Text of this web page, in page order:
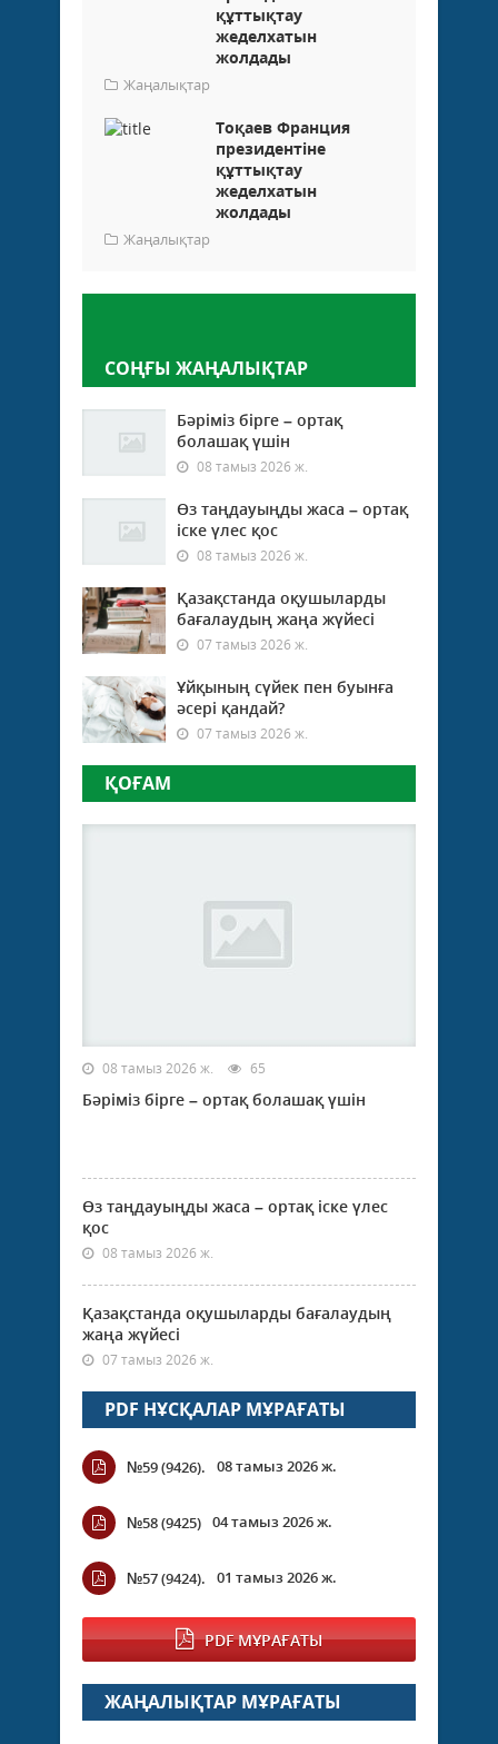
құттықтау
жеделхатын
жолдады
Жаңалықтар
Тоқаев Франция
президентіне
құттықтау
жеделхатын
жолдады
Жаңалықтар
СОҢҒЫ ЖАҢАЛЫҚТАР
Бәріміз бірге – ортақ
болашақ үшін
08 тамыз 2026 ж.
Өз таңдауыңды жаса – ортақ
іске үлес қос
08 тамыз 2026 ж.
Қазақстанда оқушыларды
бағалаудың жаңа жүйесі
07 тамыз 2026 ж.
Ұйқының сүйек пен буынға
әсері қандай?
07 тамыз 2026 ж.
ҚОҒАМ
08 тамыз 2026 ж. 65
Бәріміз бірге – ортақ болашақ үшін
Өз таңдауыңды жаса – ортақ іске үлес
қос
08 тамыз 2026 ж.
Қазақстанда оқушыларды бағалаудың
жаңа жүйесі
07 тамыз 2026 ж.
PDF НҰСҚАЛАР МҰРАҒАТЫ
№59 (9426). 08 тамыз 2026 ж.
№58 (9425) 04 тамыз 2026 ж.
№57 (9424). 01 тамыз 2026 ж.
PDF МҰРАҒАТЫ
ЖАҢАЛЫҚТАР МҰРАҒАТЫ